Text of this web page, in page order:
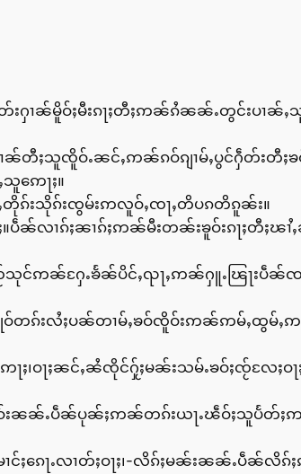
ႁၢၼ်မိူဝ်ႈမီးၵႃႈတီႈဢၼ်ၵႆၼၼ်ႉတွင်းပၢၼ်ႇ
တီႈသူၸိူဝ်ႉၼင်ႇဢၼ်ၵဝ်ၵျၢမ်ႇပွင်ႁဵတ်းတီႈ
ဢေႃႈ။
ႇတိုၵ်းသိုၵ်းၸွမ်းဢလူဝ်ႇၸႃႇတိပၵတိၵူၼ်း။
လၢၵ်ႈၼၢၵ်ႈဢၼ်မီးတၼ်းၶူဝ်းၵႃႈတီႈၽၢႆႇ
ၸႂ်သုင်ဢၼ်ႁႄႉၶႅၼ်ပိင်ႇၺႃႇဢၼ်ႁူႉၽြႃးပဵၼ်ၸဝ်
တၵ်းလႆႈပၼ်တၢမ်ႇၶဝ်ၸိူဝ်းဢၼ်ဢမ်ႇထွမ်ႇဢ
၊ဝႃႈၼင်ႇၼႆၸိုင်ႁႂ်ႈမၼ်းသမ်ႉၶဝ်ႈၸႂ်လႄႈဝႃ
ဝ်းၼၼ်ႉပဵၼ်ပုၼ်ႈဢၼ်တၵ်းယႃႉၽဵဝ်ႈသူပႅတ်ႈ
ေႃႉလၢတ်ႈဝႃႈ၊-လိၵ်ႈမၼ်းၼၼ်ႉပဵၼ်လိၵ်